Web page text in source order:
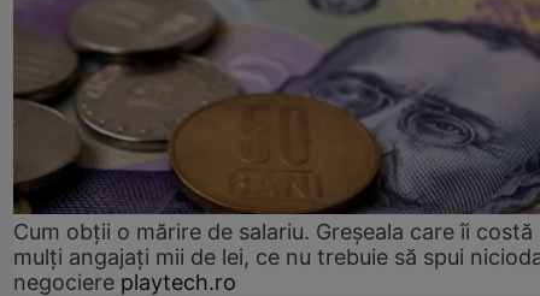
Cum obții o mărire de salariu. Greșeala care îi costă
mulți angajați mii de lei, ce nu trebuie să spui
negociere playtech.ro